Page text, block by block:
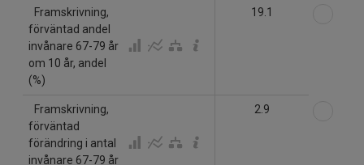
Framskrivning,
förväntad andel
invånare 67-79 år
om 10 år, andel
(%)
19.1
Framskrivning,
förväntad
förändring i antal
invånare 67-79 år
2.9